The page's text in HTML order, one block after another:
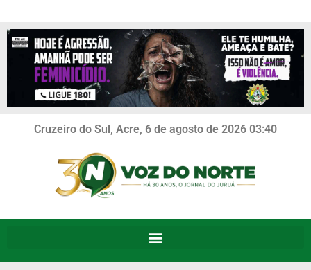
Cruzeiro do Sul, Acre, 6 de agosto de 2026 03:40